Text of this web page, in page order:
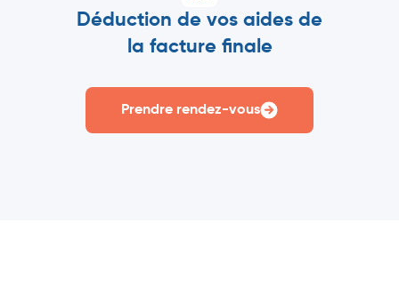
Prendre rendez-vous
Déduction de vos aides de
la facture finale